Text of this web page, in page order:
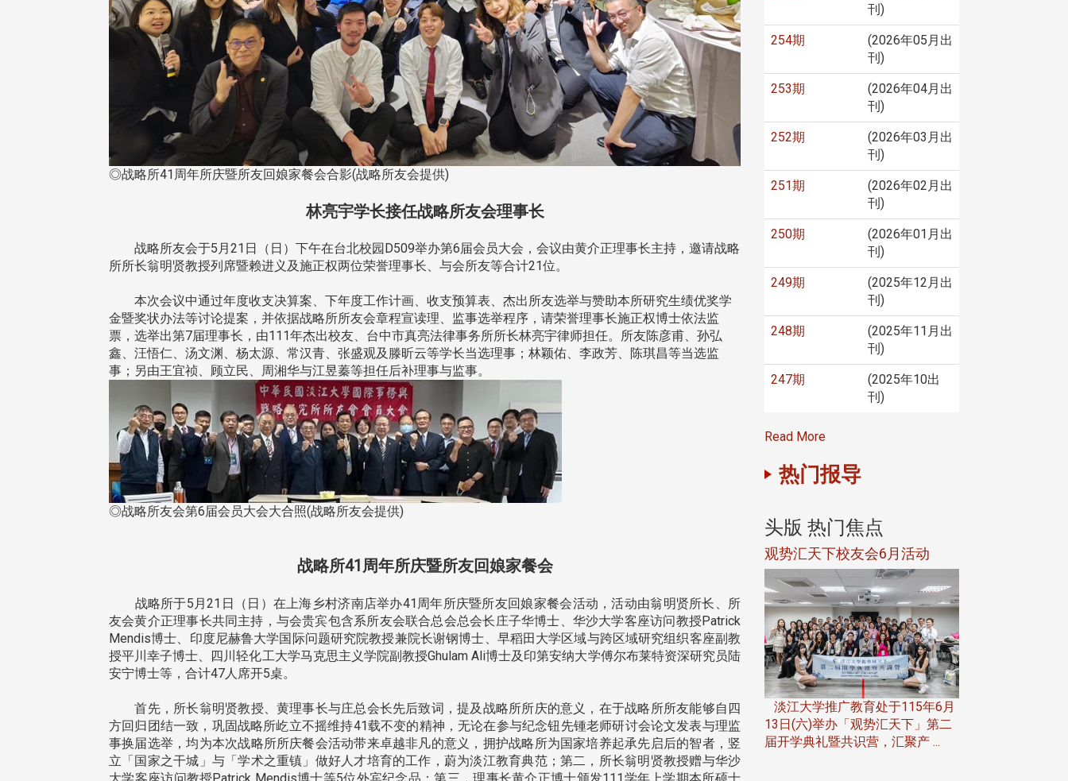
◎战略所41周年所庆暨所友回娘家餐会合影(战略所友会提供)
林亮宇学长接任战略所友会理事长
战略所友会于5月21日（日）下午在台北校园D509举办第6届会员大会，会议由黄介正理事长主持，邀请战略
所所长翁明贤教授列席暨赖进义及施正权两位荣誉理事长、与会所友等合计21位。
本次会议中通过年度收支决算案、下年度工作计画、收支预算表、杰出所友选举与赞助本所研究生绩优奖学
金暨奖状办法等讨论提案，并依据战略所所友会章程宣读理、监事选举程序，请荣誉理事长施正权博士依法监
票，选举出第7届理事长，由111年杰出校友、台中市真亮法律事务所所长林亮宇律师担任。所友陈彦甫、孙弘
鑫、汪悟仁、汤文渊、杨太源、常汉青、张盛观及滕昕云等学长当选理事；林颖佑、李政芳、陈琪昌等当选监
事；另由王宜祯、顾立民、周湘华与江昱蓁等担任后补理事与监事。
◎战略所友会第6届会员大会大合照(战略所友会提供)
战略所41周年所庆暨所友回娘家餐会
战略所于5月21日（日）在上海乡村济南店举办41周年所庆暨所友回娘家餐会活动，活动由翁明贤所长、所
友会黄介正理事长共同主持，与会贵宾包含系所友会联合总会总会长庄子华博士、华沙大学客座访问教授Patrick
Mendis博士、印度尼赫鲁大学国际问题研究院教授兼院长谢钢博士、早稻田大学区域与跨区域研究组织客座副教
授平川幸子博士、四川轻化工大学马克思主义学院副教授Ghulam Ali博士及印第安纳大学傅尔布莱特资深研究员陆
安宁博士等，合计47人席开5桌。
首先，所长翁明贤教授、黄理事长与庄总会长先后致词，提及战略所所庆的意义，在于战略所所友能够自四
方回归团结一致，巩固战略所屹立不摇维持41载不变的精神，无论在参与纪念钮先锺老师研讨会论文发表与理监
事换届选举，均为本次战略所所庆餐会活动带来卓越非凡的意义，拥护战略所为国家培养起承先启后的智者，竖
立「国家之干城」与「学术之重镇」做好人才培育的工作，蔚为淡江教育典范；第二，所长翁明贤教授赠与华沙
刊)
254期
(2026年05月出
刊)
253期
(2026年04月出
刊)
252期
(2026年03月出
刊)
251期
(2026年02月出
刊)
250期
(2026年01月出
刊)
249期
(2025年12月出
刊)
248期
(2025年11月出
刊)
247期
(2025年10出
刊)
Read More
热门报导
大学于115年7月30日(四)举
达暨单位主管交接典礼。115
度校友服务暨资源发展 ...
淡江大学董事会议改选案报部
聘任许辉煌为校长 新聘范巽绿
本校校长葛焕昭将于今(115)年7
月31日(五)任期届满。董事会于6月
张炳煌获颁旭日小绶章 各界贺
电肯定台日交流贡献
淡江大学文锱艺术中心主任、中
国文学学系教授张炳煌，日前荣获
日本政府颁发「旭日小绶章」，于
淡江大学推广教育处于115年6月
13日(六)举办「观势汇天下」第二
届开学典礼暨共识营，汇聚产 ...
头版 热门焦点
精准健康学院2研究所成立联合
校友会 黄维祥荣任理事长
淡江大学精准健康学院高龄健康
管理学研究所与智慧照护产业学研